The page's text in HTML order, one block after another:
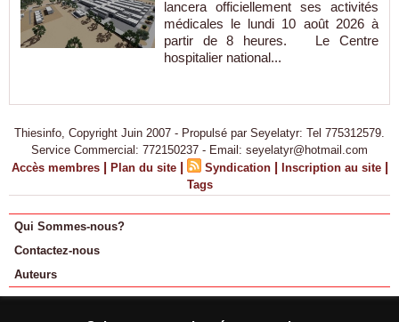
lancera officiellement ses activités
médicales le lundi 10 août 2026 à
partir de 8 heures. Le Centre
hospitalier national...
Thiesinfo, Copyright Juin 2007 - Propulsé par Seyelatyr: Tel 775312579.
Service Commercial: 772150237 - Email: seyelatyr@hotmail.com
Accès membres | Plan du site | Syndication | Inscription au site |
Tags
Qui Sommes-nous?
Contactez-nous
Auteurs